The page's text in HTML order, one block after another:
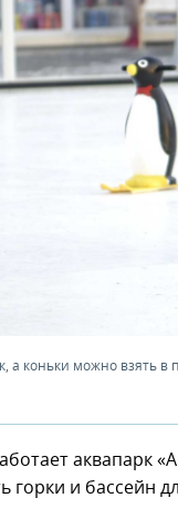
а коньки можно взять в
аквапарк
горки и бассейн